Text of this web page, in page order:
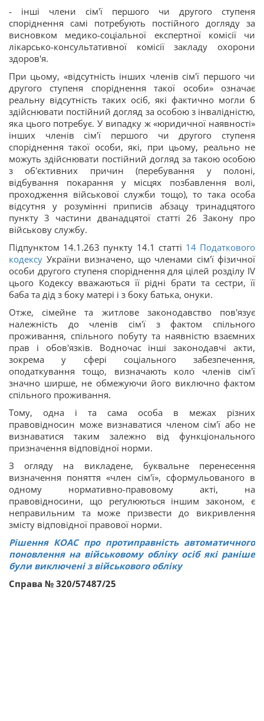
- інші члени сім'ї першого чи другого ступеня
споріднення самі потребують постійного догляду за
висновком медико-соціальної експертної комісії чи
лікарсько-консультативної комісії закладу охорони
здоров'я.
При цьому, «відсутність інших членів сім'ї першого чи
другого ступеня споріднення такої особи» означає
реальну відсутність таких осіб, які фактично могли б
здійснювати постійний догляд за особою з інвалідністю,
яка цього потребує. У випадку ж «юридичної наявності»
інших членів сім'ї першого чи другого ступеня
споріднення такої особи, які, при цьому, реально не
можуть здійснювати постійний догляд за такою особою
з об'єктивних причин (перебування у полоні,
відбування покарання у місцях позбавлення волі,
проходження військової служби тощо), то така особа
відсутня у розумінні приписів абзацу тринадцятого
пункту 3 частини дванадцятої статті 26 Закону про
військову службу.
Підпунктом 14.1.263 пункту 14.1 статті 14 Податкового
кодексу України визначено, що членами сім'ї фізичної
особи другого ступеня споріднення для цілей розділу IV
цього Кодексу вважаються її рідні брати та сестри, її
баба та дід з боку матері і з боку батька, онуки.
Отже, сімейне та житлове законодавство пов'язує
належність до членів сім'ї з фактом спільного
проживання, спільного побуту та наявністю взаємних
прав і обов'язків. Водночас інші законодавчі акти,
зокрема у сфері соціального забезпечення,
оподаткування тощо, визначають коло членів сім'ї
значно ширше, не обмежуючи його виключно фактом
спільного проживання.
Тому, одна і та сама особа в межах різних
правовідносин може визнаватися членом сім'ї або не
визнаватися таким залежно від функціонального
призначення відповідної норми.
З огляду на викладене, буквальне перенесення
визначення поняття «член сім'ї», сформульованого в
одному нормативно-правовому акті, на
правовідносини, що регулюються іншим законом, є
неправильним та може призвести до викривлення
змісту відповідної правової норми.
Рішення КОАС про протиправність автоматичного
поновлення на військовому обліку осіб які раніше
були виключені з військового обліку
Справа № 320/57487/25